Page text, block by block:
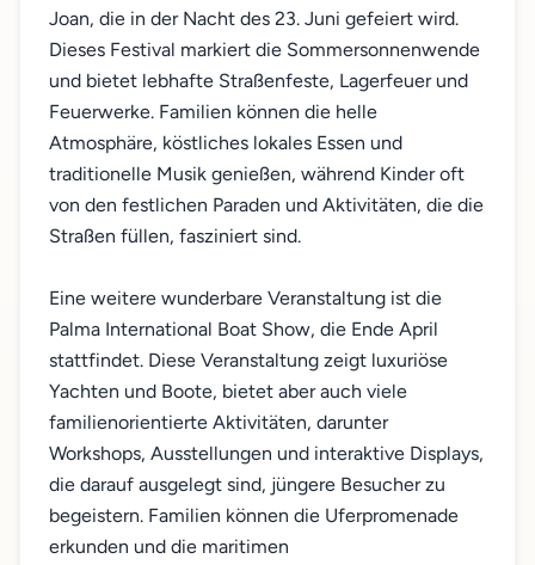
Joan, die in der Nacht des 23. Juni gefeiert wird.
Dieses Festival markiert die Sommersonnenwende
und bietet lebhafte Straßenfeste, Lagerfeuer und
Feuerwerke. Familien können die helle
Atmosphäre, köstliches lokales Essen und
traditionelle Musik genießen, während Kinder oft
von den festlichen Paraden und Aktivitäten, die die
Straßen füllen, fasziniert sind.
Eine weitere wunderbare Veranstaltung ist die
Palma International Boat Show, die Ende April
stattfindet. Diese Veranstaltung zeigt luxuriöse
Yachten und Boote, bietet aber auch viele
familienorientierte Aktivitäten, darunter
Workshops, Ausstellungen und interaktive Displays,
die darauf ausgelegt sind, jüngere Besucher zu
begeistern. Familien können die Uferpromenade
erkunden und die maritimen